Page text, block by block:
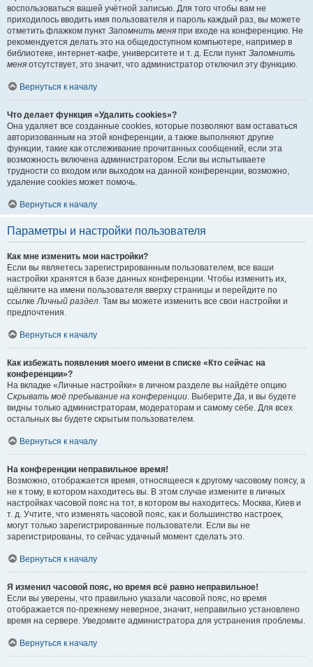
воспользоваться вашей учётной записью. Для того чтобы вам не
приходилось вводить имя пользователя и пароль каждый раз, вы можете
отметить флажком пункт Запомнить меня при входе на конференцию. Не
рекомендуется делать это на общедоступном компьютере, например в
библиотеке, интернет-кафе, университете и т. д. Если пункт Запомнить
меня отсутствует, это значит, что администратор отключил эту функцию.
Вернуться к началу
Что делает функция «Удалить cookies»?
Она удаляет все созданные cookies, которые позволяют вам оставаться
авторизованным на этой конференции, а также выполняют другие
функции, такие как отслеживание прочитанных сообщений, если эта
возможность включена администратором. Если вы испытываете
трудности со входом или выходом на данной конференции, возможно,
удаление cookies может помочь.
Вернуться к началу
Параметры и настройки пользователя
Как мне изменить мои настройки?
Если вы являетесь зарегистрированным пользователем, все ваши
настройки хранятся в базе данных конференции. Чтобы изменить их,
щёлкните на имени пользователя вверху страницы и перейдите по
ссылкеЛичный раздел. Там вы можете изменить все свои настройки и
предпочтения.
Вернуться к началу
Как избежать появления моего имени в списке «Кто сейчас на
конференции»?
На вкладке «Личные настройки» в личном разделе вы найдёте опцию
Скрывать моё пребывание на конференции. ВыберитеДа, и вы будете
видны только администраторам, модераторам и самому себе. Для всех
остальных вы будете скрытым пользователем.
Вернуться к началу
На конференции неправильное время!
Возможно, отображается время, относящееся к другому часовому поясу, а
не к тому, в котором находитесь вы. В этом случае измените в личных
настройках часовой пояс на тот, в котором вы находитесь: Москва, Киев и
т. д. Учтите, что изменять часовой пояс, как и большинство настроек,
могут только зарегистрированные пользователи. Если вы не
зарегистрированы, то сейчас удачный момент сделать это.
Вернуться к началу
Я изменил часовой пояс, но время всё равно неправильное!
Если вы уверены, что правильно указали часовой пояс, но время
отображается по-прежнему неверное, значит, неправильно установлено
время на сервере. Уведомите администратора для устранения проблемы.
Вернуться к началу